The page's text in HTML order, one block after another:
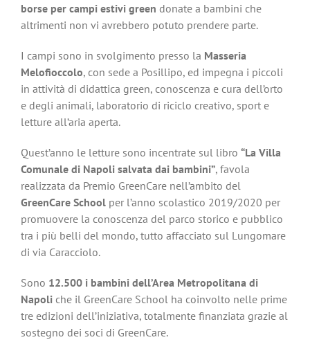
borse per campi estivi green donate a bambini che
altrimenti non vi avrebbero potuto prendere parte.
I campi sono in svolgimento presso la Masseria
Melofioccolo, con sede a Posillipo, ed impegna i piccoli
in attività di didattica green, conoscenza e cura dell’orto
e degli animali, laboratorio di riciclo creativo, sport e
letture all’aria aperta.
Quest’anno le letture sono incentrate sul libro “La Villa
Comunale di Napoli salvata dai bambini”, favola
realizzata da Premio GreenCare nell’ambito del
GreenCare School per l’anno scolastico 2019/2020 per
promuovere la conoscenza del parco storico e pubblico
tra i più belli del mondo, tutto affacciato sul Lungomare
di via Caracciolo.
Sono 12.500 i bambini dell’Area Metropolitana di
Napoli che il GreenCare School ha coinvolto nelle prime
tre edizioni dell’iniziativa, totalmente finanziata grazie al
sostegno dei soci di GreenCare.